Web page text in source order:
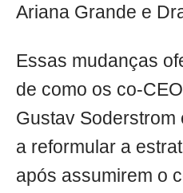
Ariana Grande e
Essas mudanças
de como os co-
Gustav Soderstrom
a reformular a
após assumirem o